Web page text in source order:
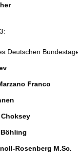
Deutschen
Franco
Rosenberg M.Sc.